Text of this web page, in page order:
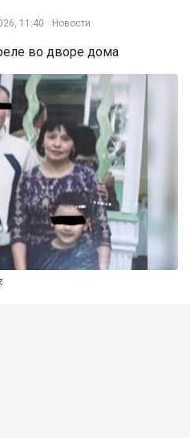
11:40 Новости
во дворе дома